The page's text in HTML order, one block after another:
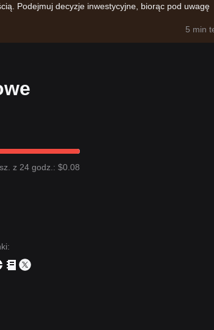
Podejmuj decyzje inwestycyjne, biorąc pod uwagę
5 min
z 24 godz.: $0.08
: